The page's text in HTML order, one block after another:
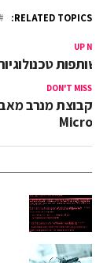
RELATED TOPICS:
UP
DON'T MISS
Micro